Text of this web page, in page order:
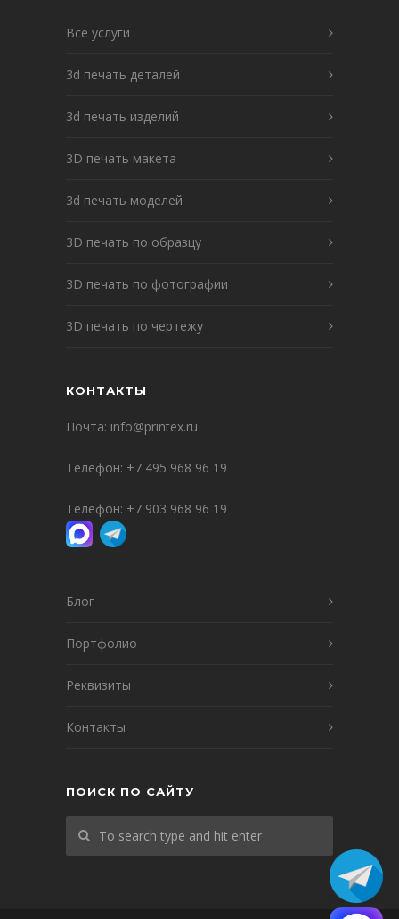
Все услуги
3d печать деталей
3d печать изделий
3D печать макета
3d печать моделей
3D печать по образцу
3D печать по фотографии
3D печать по чертежу
КОНТАКТЫ
Почта: info@printex.ru
Телефон: +7 495 968 96 19
Телефон: +7 903 968 96 19
Блог
Портфолио
Реквизиты
Контакты
ПОИСК ПО САЙТУ